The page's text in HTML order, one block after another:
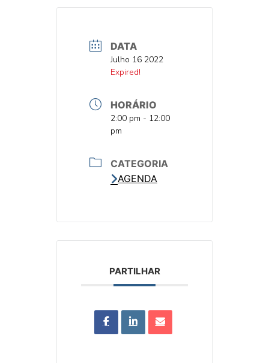
DATA
DATAJulho 16 2022
DATAExpired!
HORÁRIO
HORA
2:00 pm - 12:00
pm
CATEGORIA
AGENDA
PARTILHAR